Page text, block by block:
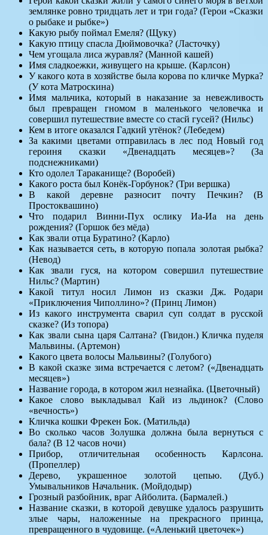
землянке ровно тридцать лет и три года? (Герои «Сказки
о рыбаке и рыбке»)
Какую рыбу поймал Емеля? (Щуку)
Какую птицу спасла Дюймовочка? (Ласточку)
Чем угощала лиса журавля? (Манной кашей)
Имя сладкоежки, живущего на крыше. (Карлсон)
У какого кота в хозяйстве была корова по кличке Мурка?
(У кота Матроскина)
Имя мальчика, который в наказание за невежливость
был превращен гномом в маленького человечка и
совершил путешествие вместе со стасй гусей? (Нильс)
Кем в итоге оказался Гадкий утёнок? (Лебедем)
За какими цветами отправилась в лес под Новый год
героиня сказки «Двенадцать месяцев»? (За
подснежниками)
Кто одолел Тараканище? (Воробей)
Какого роста был Конёк-Горбунок? (Три вершка)
В какой деревне разносит почту Печкин? (В
Простоквашино)
Что подарил Винни-Пух ослику Иа-Иа на день
рождения? (Горшок без мёда)
Как звали отца Буратино? (Карло)
Как называется сеть, в которую попала золотая рыбка?
(Невод)
Как звали гуся, на котором совершил путешествие
Нильс? (Мартин)
Какой титул носил Лимон из сказки Дж. Родари
«Приключения Чиполлино»? (Принц Лимон)
Из какого инструмента сварил суп солдат в русской
сказке? (Из топора)
Как звали сына царя Салтана? (Гвидон.) Кличка пуделя
Мальвины. (Артемон)
Какого цвета волосы Мальвины? (Голубого)
В какой сказке зима встречается с летом? («Двенадцать
месяцев»)
Название города, в котором жил незнайка. (Цветочный)
Какое слово выкладывал Кай из льдинок? (Слово
«вечность»)
Кличка кошки Фрекен Бок. (Матильда)
Во сколько часов Золушка должна была вернуться с
бала? (В 12 часов ночи)
Прибор, отличительная особенность Карлсона.
(Пропеллер)
Дерево, украшенное золотой цепью. (Дуб.)
Умывальников Начальник. (Мойдодыр)
Грозный разбойник, враг Айболита. (Бармалей.)
Название сказки, в которой девушке удалось разрушить
злые чары, наложенные на прекрасного принца,
превращенного в чудовище. («Аленький цветочек»)